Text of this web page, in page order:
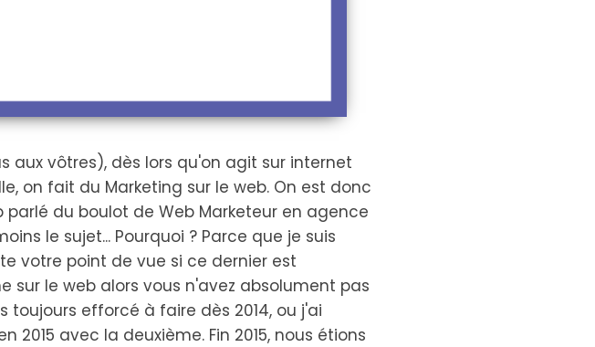
aux vôtres), dès lors qu'on agit sur internet
on fait du Marketing sur le web. On est donc
parlé du boulot de Web Marketeur en agence
le sujet... Pourquoi ? Parce que je suis
votre point de vue si ce dernier est
le web alors vous n'avez absolument pas
toujours efforcé à faire dès 2014, ou j'ai
avec la deuxième. Fin 2015, nous étions